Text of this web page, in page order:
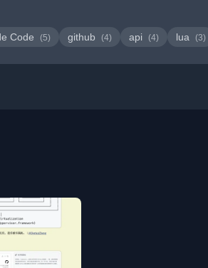
Code (5) github (4) api (4) lua (3)